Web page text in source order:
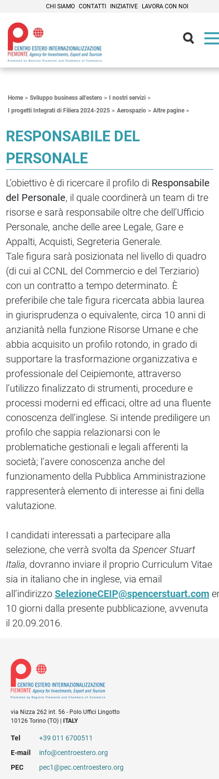
CHI SIAMO CONTATTI INIZIATIVE LAVORA CON NOI
Home Sviluppo business all'estero
I nostri servizi
I progetti Integrati di Filiera 2024-2025
Aerospazio Altre pagine
RESPONSABILE DEL
PERSONALE
L’obiettivo è di ricercare il profilo di Responsabile
del Personale, il quale coordinerà un team di tre
risorse e sarà responsabile oltre che dell’Ufficio
Personale, anche delle aree Legale, Gare e
Appalti, Acquisti, Segreteria Generale.
Tale figura sarà posizionata nel livello di quadro
(di cui al CCNL del Commercio e del Terziario)
con un contratto a tempo determinato. È
preferibile che tale figura ricercata abbia laurea
in giurisprudenza o equivalente, circa 10 anni di
anzianità nella funzione Risorse Umane e che
abbia acquisito un profilo rotondo, in grado di
supportare la trasformazione organizzativa e
professionale del Ceipiemonte, attraverso
l’utilizzo finalizzato di strumenti, procedure e
processi moderni ed efficaci, oltre ad una fluente
conoscenza dell’inglese. Si intende prediligere un
profilo che sappia relazionarsi con le
problematiche gestionali e legali afferenti la
società; l’avere conoscenza anche del
funzionamento della Pubblica Amministrazione
rappresenterà elemento di interesse ai fini della
valutazione.
I candidati interessati a partecipare alla
selezione, che verrà svolta da Spencer Stuart
Italia, dovranno inviare il proprio Curriculum Vitae
sia in italiano che in inglese, via email
all’indirizzo SelezioneCEIP@spencerstuart.com
10 giorni dalla presente pubblicazione, avvenuta
il 20.09.2016.
via Nizza 262 int. 56 - Polo Uffici Lingotto
10126 Torino (TO) |
ITALY
Tel
+39 011 6700511
E-mail
info@centroestero.org
PEC
pec1@pec.centroestero.org